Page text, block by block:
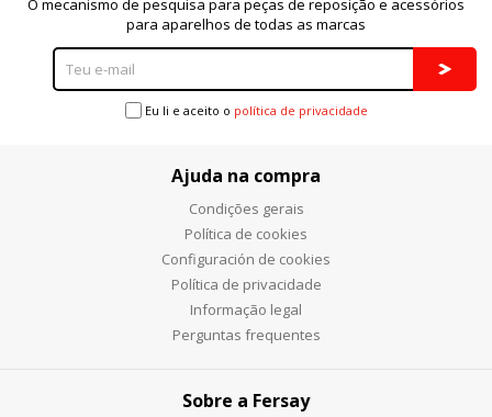
O mecanismo de pesquisa para peças de reposição e acessórios
para aparelhos de todas as marcas
Eu li e aceito o política de privacidade
Ajuda na compra
Condições gerais
Política de cookies
Configuración de cookies
Política de privacidade
Informação legal
Perguntas frequentes
Sobre a Fersay